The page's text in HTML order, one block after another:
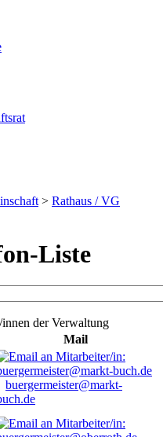
> Rathaus / VG
Liste
der Verwaltung
Mail
buergermeister@markt-